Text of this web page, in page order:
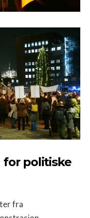
for politiske
fra